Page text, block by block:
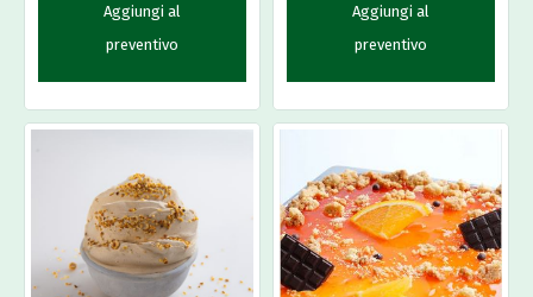
Aggiungi al
preventivo
Aggiungi al
preventivo